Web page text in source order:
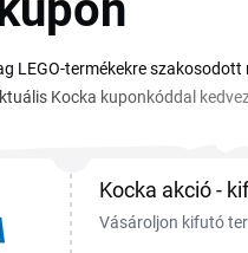
LEGO-termékekre
Kocka kuponkóddal
a kosár erre kijelölt mezejébe,
a megrendelésedre.
Kocka akció -
Vásároljon kifutó